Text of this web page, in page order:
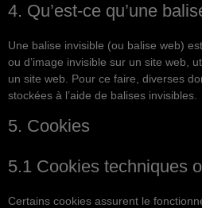
4. Qu’est-ce qu’une
Une balise invisible (ou balise web)
ou d’image invisible sur un site web,
un site web. Pour ce faire, diverses
stockées à l’aide de balises invisibles.
5. Cookies
5.1 Cookies techniques
Certains cookies assurent le